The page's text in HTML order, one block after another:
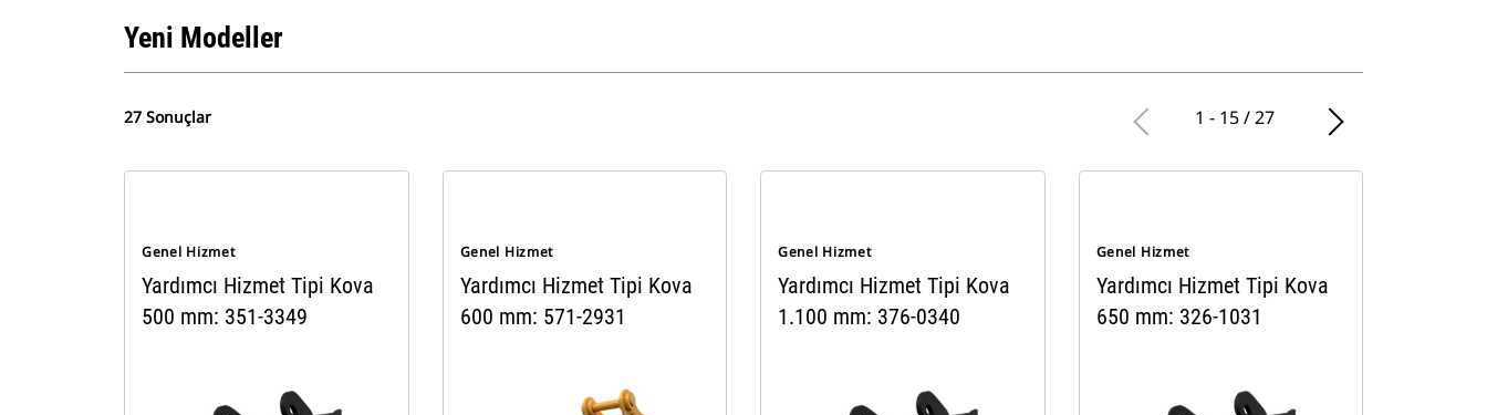
Yeni Modeller
27 Sonuçlar 1 - 15 / 27
Genel Hizmet
Yardımcı Hizmet Tipi Kova
500 mm: 351-3349
Genel Hizmet
Yardımcı Hizmet Tipi Kova
600 mm: 571-2931
Genel Hizmet
Yardımcı Hizmet Tipi Kova
1.100 mm: 376-0340
Genel Hizmet
Yardımcı Hizmet Tipi Kova
650 mm: 326-1031